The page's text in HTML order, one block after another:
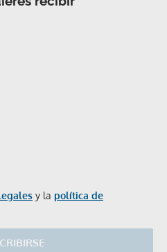
y la política de